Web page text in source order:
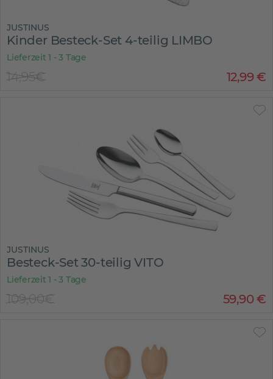
JUSTINUS
Kinder Besteck-Set 4-teilig LIMBO
Lieferzeit 1 - 3 Tage
12,99€
14,95€
JUSTINUS
Besteck-Set 30-teilig VITO
Lieferzeit 1 - 3 Tage
59,90€
109,00€